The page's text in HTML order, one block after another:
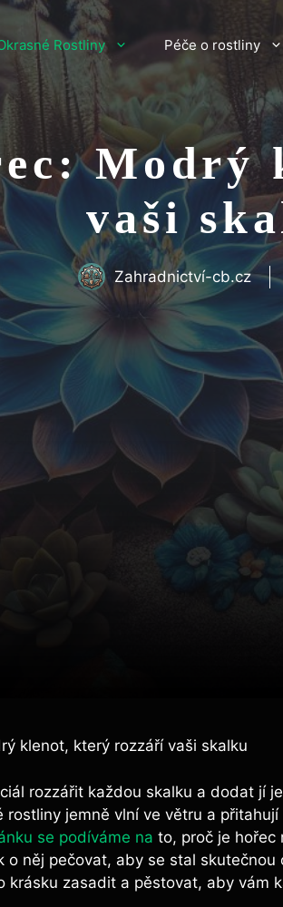
Rostliny Péče o rostliny
vaši
Zahradnictví-cb.cz
klenot, který rozzáří vaši skalku
rozzářit každou skalku a dodat jí
jemně vlní ve větru a přitahují
se podíváme na to, proč je hořec
něj pečovat, aby se stal skutečnou
zasadit a pěstovat, aby vám